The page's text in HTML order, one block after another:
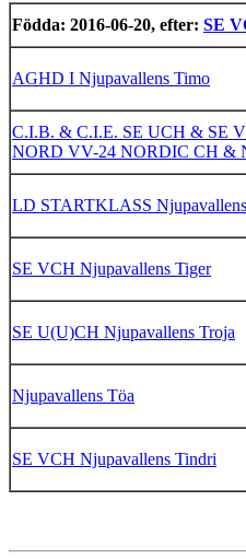
Födda: 2016-06-20, efter: SE
AGHD I Njupavallens Timo
C.I.B. & C.I.E. SE UCH & SE
NORD VV-24 NORDIC CH &
LD STARTKLASS
SE VCH Njupavallens Tiger
SE U(U)CH Njupavallens Troja
Njupavallens Töa
SE VCH Njupavallens Tindri